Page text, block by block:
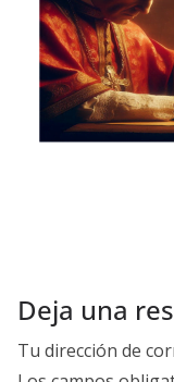
Deja una
Tu dirección de